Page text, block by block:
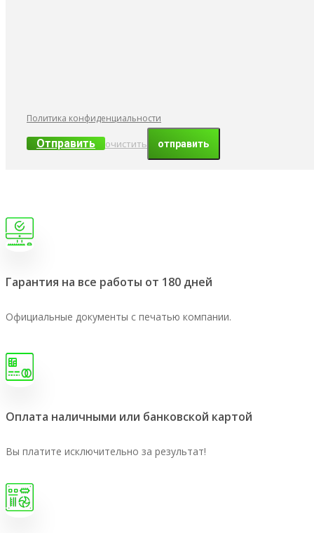
Политика конфиденциальности
Отправить очистить
Гарантия на все работы от 180 дней
Официальные документы с печатью компании.
Оплата наличными или банковской картой
Вы платите исключительно за результат!